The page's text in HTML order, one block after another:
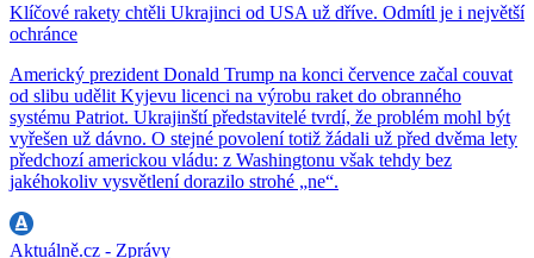
Klíčové rakety chtěli Ukrajinci od USA už dříve. Odmítl je i největší
ochránce
Americký prezident Donald Trump na konci července začal couvat
od slibu udělit Kyjevu licenci na výrobu raket do obranného
systému Patriot. Ukrajinští představitelé tvrdí, že problém mohl být
vyřešen už dávno. O stejné povolení totiž žádali už před dvěma lety
předchozí americkou vládu: z Washingtonu však tehdy bez
jakéhokoliv vysvětlení dorazilo strohé „ne“.
Aktuálně.cz - Zprávy